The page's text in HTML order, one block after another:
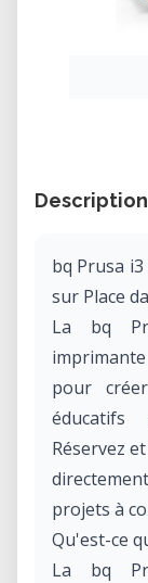
Description
bq Prusa
sur Place
La bq
pour
éducatifs
Réservez
projets à
Qu'est-ce
La bq